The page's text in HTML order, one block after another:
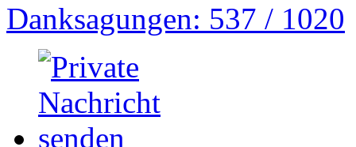
Danksagungen: 537 / 1020